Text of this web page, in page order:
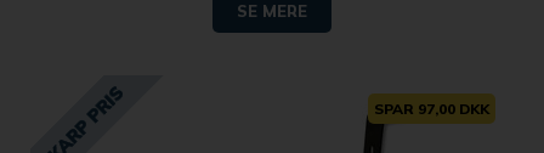
SE MERE
SPAR 97,00 DKK